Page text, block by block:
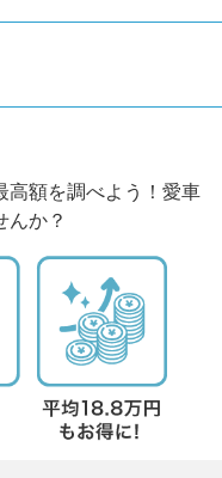
高額を調べよう！愛車
んか？